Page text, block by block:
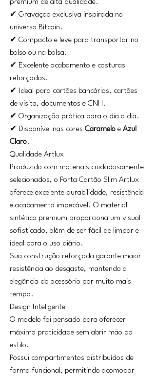
premium de alta qualidade.
✔ Gravação exclusiva inspirada no
universo Bitcoin.
✔ Compacto e leve para transportar no
bolso ou na bolsa.
✔ Excelente acabamento e costuras
reforçadas.
✔ Ideal para cartões bancários, cartões
de visita, documentos e CNH.
✔ Organização prática para o dia a dia.
✔ Disponível nas cores Caramelo e Azul
Claro.
Qualidade Artlux
Produzido com materiais cuidadosamente
selecionados, o Porta Cartão Slim Artlux
oferece excelente durabilidade, resistência
e acabamento impecável. O material
sintético premium proporciona um visual
sofisticado, além de ser fácil de limpar e
ideal para o uso diário.
Sua construção reforçada garante maior
resistência ao desgaste, mantendo a
elegância do acessório por muito mais
tempo.
Design Inteligente
O modelo foi pensado para oferecer
máxima praticidade sem abrir mão do
estilo.
Possui compartimentos distribuídos de
forma funcional, permitindo acomodar